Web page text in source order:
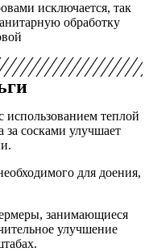
исключается, так
обработку
использованием теплой
за сосками улучшает
для доения,
занимающиеся
улучшение